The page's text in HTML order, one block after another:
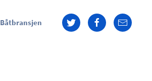
Båtbransjen